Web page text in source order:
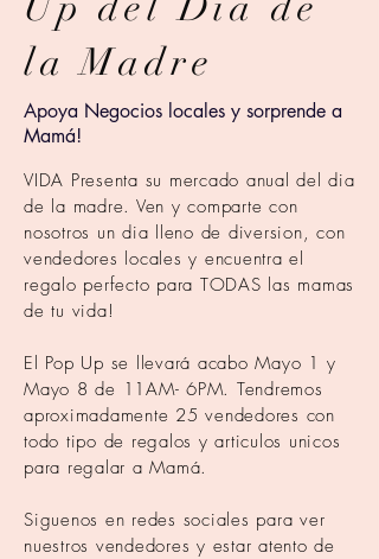
la Madre
Apoya Negocios locales y sorprende a
Mamá!
VIDA Presenta su mercado anual del dia
de la madre. Ven y comparte con
nosotros un dia lleno de diversion, con
vendedores locales y encuentra el
regalo perfecto para TODAS las mamas
de tu vida!
El Pop Up se llevará acabo Mayo 1 y
Mayo 8 de 11AM- 6PM. Tendremos
aproximadamente 25 vendedores con
todo tipo de regalos y articulos unicos
para regalar aMamá.
Siguenos en redes sociales para ver
nuestros vendedores y estar atento de